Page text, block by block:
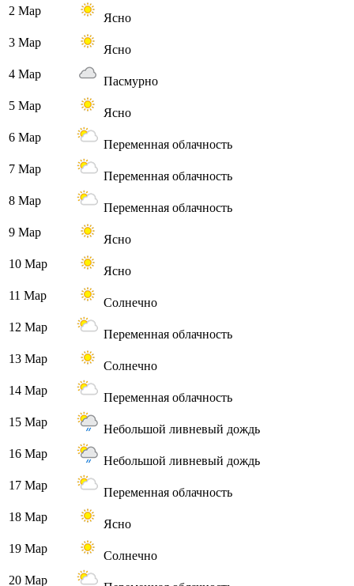
2 Мар
Ясно
3 Мар
Ясно
4 Мар
Пасмурно
5 Мар
Ясно
6 Мар
Переменная облачность
7 Мар
Переменная облачность
8 Мар
Переменная облачность
9 Мар
Ясно
10 Мар
Ясно
11 Мар
Солнечно
12 Мар
Переменная облачность
13 Мар
Солнечно
14 Мар
Переменная облачность
15 Мар
Небольшой ливневый дождь
16 Мар
Небольшой ливневый дождь
17 Мар
Переменная облачность
18 Мар
Ясно
19 Мар
Солнечно
20 Мар